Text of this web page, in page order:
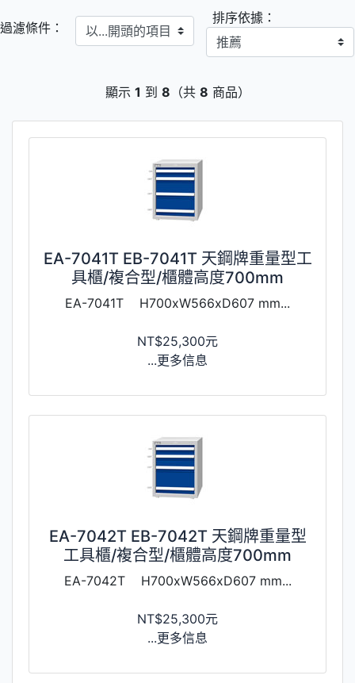
過濾條件： 以...開頭的項目 排序依據：
顯示 1 到 8 （共 8 商品）
EA-7041T EB-7041T 天鋼牌重量型工
具櫃/複合型/櫃體高度700mm
EA-7041T H700xW566xD607 mm...
NT$25,300元
...更多信息
EA-7042T EB-7042T 天鋼牌重量型
工具櫃/複合型/櫃體高度700mm
EA-7042T H700xW566xD607 mm...
NT$25,300元
...更多信息